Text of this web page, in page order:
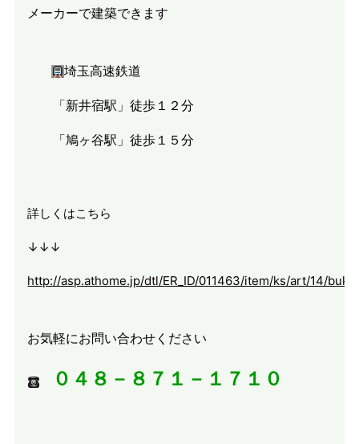
メーカーで建築できます
埼玉高速鉄道
「新井宿駅」徒歩１２分
「鳩ヶ谷駅」徒歩１５分
詳しくはこちら
↓↓↓
http://asp.athome.jp/dtl/ER_ID/011463/item/ks/art/14/
お気軽にお問い合わせください
０４８－８７１－１７１０